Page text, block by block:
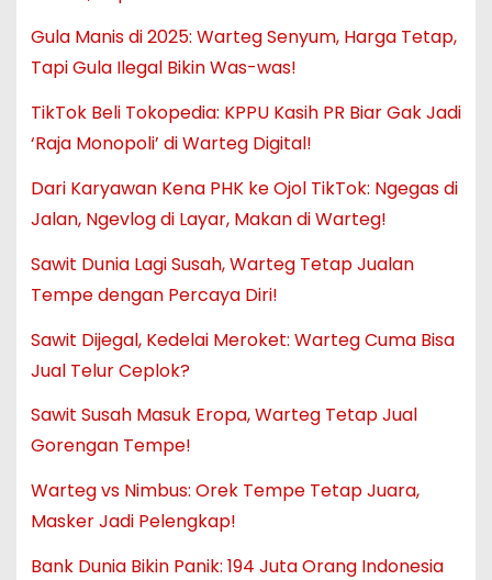
Gula Manis di 2025: Warteg Senyum, Harga Tetap,
Tapi Gula Ilegal Bikin Was-was!
TikTok Beli Tokopedia: KPPU Kasih PR Biar Gak Jadi
‘Raja Monopoli’ di Warteg Digital!
Dari Karyawan Kena PHK ke Ojol TikTok: Ngegas di
Jalan, Ngevlog di Layar, Makan di Warteg!
Sawit Dunia Lagi Susah, Warteg Tetap Jualan
Tempe dengan Percaya Diri!
Sawit Dijegal, Kedelai Meroket: Warteg Cuma Bisa
Jual Telur Ceplok?
Sawit Susah Masuk Eropa, Warteg Tetap Jual
Gorengan Tempe!
Warteg vs Nimbus: Orek Tempe Tetap Juara,
Masker Jadi Pelengkap!
Bank Dunia Bikin Panik: 194 Juta Orang Indonesia